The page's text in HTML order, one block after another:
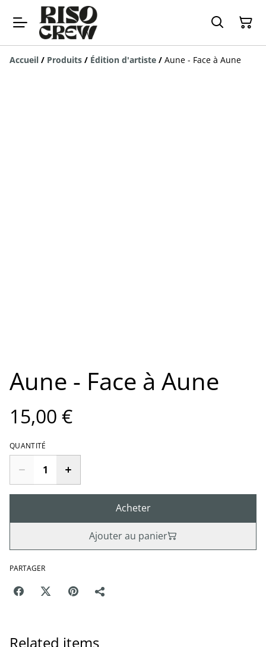
Accueil / Produits / Édition d'artiste / Aune - Face à Aune
Aune - Face à Aune
15,00 €
QUANTITÉ
Acheter
Ajouter au panier
PARTAGER
Related items